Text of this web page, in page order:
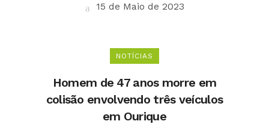
15 de Maio de 2023
NOTÍCIAS
Homem de 47 anos morre em
colisão envolvendo três veículos
em Ourique